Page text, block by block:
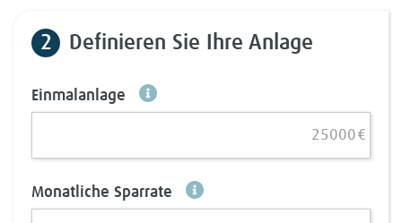
2 Definieren Sie Ihre Anlage
Einmalanlage
€
Monatliche Sparrate